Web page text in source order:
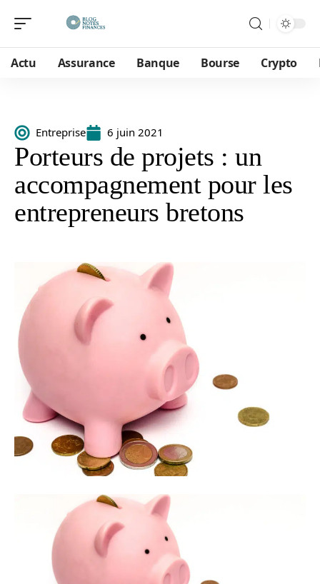
Actu Assurance Banque Bourse Crypto
Entreprise 6 juin 2021
Porteurs de projets : un
accompagnement pour les
entrepreneurs bretons